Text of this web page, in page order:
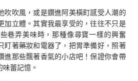
吹吹風，或是鑽進阿美橫町感受人潮的
加立體。其實我最享受的，往往不只是
巷弄美味時，那種像尋寶一樣的興奮
盯著藥妝和電器了，把胃準備好，照著
進那些飄著香氣的小店吧！保證你會帶
蕾記憶。